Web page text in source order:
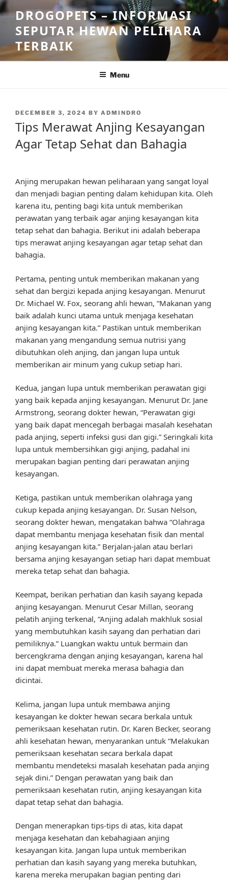
Skip
to
content
DROGOPETS – INFORMASI
SEPUTAR HEWAN PELIHARA
TERBAIK
Menu
POSTED
ON
DECEMBER 3, 2024 BY ADMINDRO
Tips Merawat Anjing Kesayangan
Agar Tetap Sehat dan Bahagia
Anjing merupakan hewan peliharaan yang sangat loyal
dan menjadi bagian penting dalam kehidupan kita. Oleh
karena itu, penting bagi kita untuk memberikan
perawatan yang terbaik agar anjing kesayangan kita
tetap sehat dan bahagia. Berikut ini adalah beberapa
tips merawat anjing kesayangan agar tetap sehat dan
bahagia.
Pertama, penting untuk memberikan makanan yang
sehat dan bergizi kepada anjing kesayangan. Menurut
Dr. Michael W. Fox, seorang ahli hewan, “Makanan yang
baik adalah kunci utama untuk menjaga kesehatan
anjing kesayangan kita.” Pastikan untuk memberikan
makanan yang mengandung semua nutrisi yang
dibutuhkan oleh anjing, dan jangan lupa untuk
memberikan air minum yang cukup setiap hari.
Kedua, jangan lupa untuk memberikan perawatan gigi
yang baik kepada anjing kesayangan. Menurut Dr. Jane
Armstrong, seorang dokter hewan, “Perawatan gigi
yang baik dapat mencegah berbagai masalah kesehatan
pada anjing, seperti infeksi gusi dan gigi.” Seringkali kita
lupa untuk membersihkan gigi anjing, padahal ini
merupakan bagian penting dari perawatan anjing
kesayangan.
Ketiga, pastikan untuk memberikan olahraga yang
cukup kepada anjing kesayangan. Dr. Susan Nelson,
seorang dokter hewan, mengatakan bahwa “Olahraga
dapat membantu menjaga kesehatan fisik dan mental
anjing kesayangan kita.” Berjalan-jalan atau berlari
bersama anjing kesayangan setiap hari dapat membuat
mereka tetap sehat dan bahagia.
Keempat, berikan perhatian dan kasih sayang kepada
anjing kesayangan. Menurut Cesar Millan, seorang
pelatih anjing terkenal, “Anjing adalah makhluk sosial
yang membutuhkan kasih sayang dan perhatian dari
pemiliknya.” Luangkan waktu untuk bermain dan
bercengkrama dengan anjing kesayangan, karena hal
ini dapat membuat mereka merasa bahagia dan
dicintai.
Kelima, jangan lupa untuk membawa anjing
kesayangan ke dokter hewan secara berkala untuk
pemeriksaan kesehatan rutin. Dr. Karen Becker, seorang
ahli kesehatan hewan, menyarankan untuk “Melakukan
pemeriksaan kesehatan secara berkala dapat
membantu mendeteksi masalah kesehatan pada anjing
sejak dini.” Dengan perawatan yang baik dan
pemeriksaan kesehatan rutin, anjing kesayangan kita
dapat tetap sehat dan bahagia.
Dengan menerapkan tips-tips di atas, kita dapat
menjaga kesehatan dan kebahagiaan anjing
kesayangan kita. Jangan lupa untuk memberikan
perhatian dan kasih sayang yang mereka butuhkan,
karena mereka merupakan bagian penting dari